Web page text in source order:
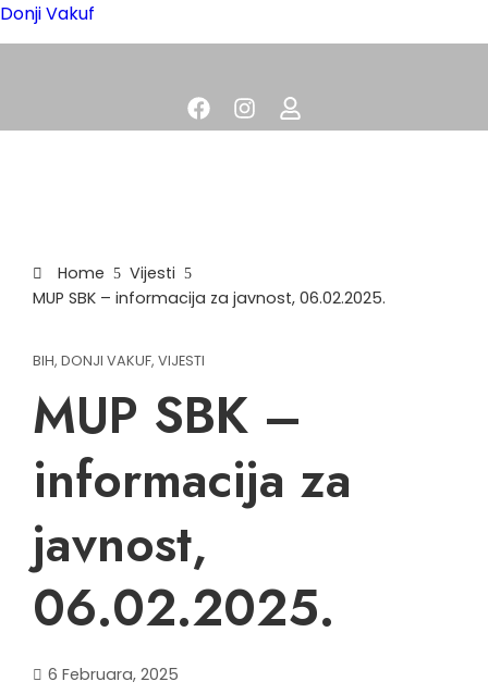
Donji Vakuf
Home
Vijesti
MUP SBK – informacija za javnost, 06.02.2025.
BIH, DONJI VAKUF, VIJESTI
MUP SBK –
informacija za
javnost,
06.02.2025.
6 Februara, 2025